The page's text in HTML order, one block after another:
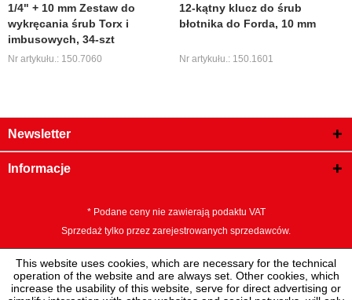
1/4" + 10 mm Zestaw do
wykręcania śrub Torx i
imbusowych, 34-szt
Nr artykułu.: 150.7060
12-kątny klucz do śrub
błotnika do Forda, 10 mm
Nr artykułu.: 150.1601
Newsletter
Informacje
* Podane ceny nie zawierają podaktu VAT
Sprzedaż tylko przez zarejestrowanych sprzedawców.
This website uses cookies, which are necessary for the technical
operation of the website and are always set. Other cookies, which
increase the usability of this website, serve for direct advertising or